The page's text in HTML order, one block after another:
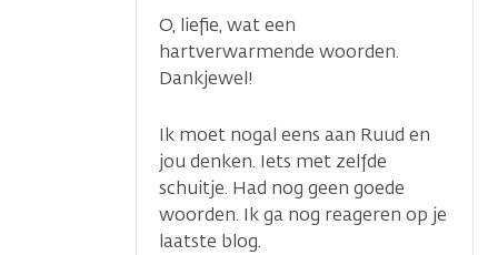
O, liefie, wat een
hartverwarmende woorden.
Dankjewel!
Ik moet nogal eens aan Ruud en
jou denken. Iets met zelfde
schuitje. Had nog geen goede
woorden. Ik ga nog reageren op je
laatste blog.